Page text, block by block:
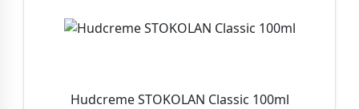
Hudcreme STOKOLAN Classic 100ml